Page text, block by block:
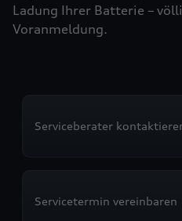
Ladung Ihrer Batterie –
Voranmeldung.
Serviceberater
Servicetermin vereinbaren